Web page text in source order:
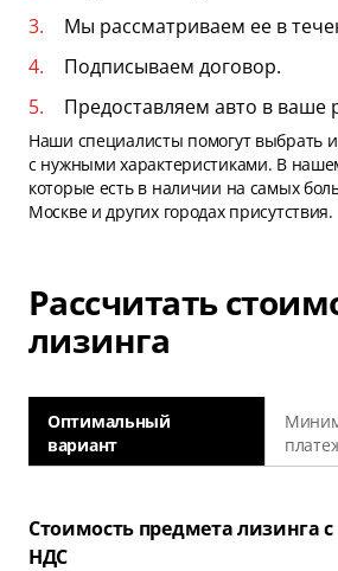
Мы рассматриваем ее в
Подписываем договор.
Предоставляем авто в ваше
Наши специалисты помогут выбрать и
с нужными характеристиками. В
которые есть в наличии на самых
Москве и других городах присутствия.
Рассчитать
лизинга
Оптимальный
вариант
Стоимость предмета лизинга с
НДС